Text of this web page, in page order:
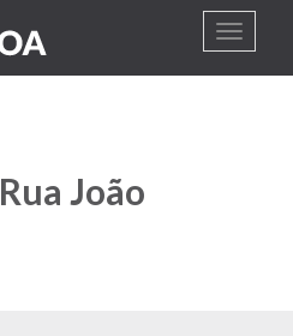
Toggle
João